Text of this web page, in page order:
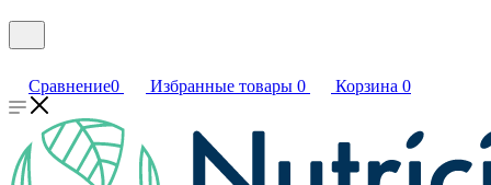
Сравнение0 Избранные товары 0 Корзина 0